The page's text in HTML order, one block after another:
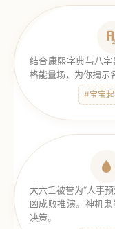
结合康熙字典与八
格能量场，为你揭示
#宝宝
大六壬被誉为“人事
凶成败推演。神机
决策。